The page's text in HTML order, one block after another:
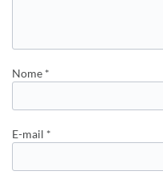
Nome *
E-mail *